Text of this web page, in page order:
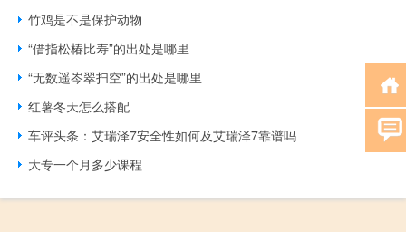
竹鸡是不是保护动物
“借指松椿比寿”的出处是哪里
“无数遥岑翠扫空”的出处是哪里
红薯冬天怎么搭配
车评头条：艾瑞泽7安全性如何及艾瑞泽7靠谱吗
大专一个月多少课程